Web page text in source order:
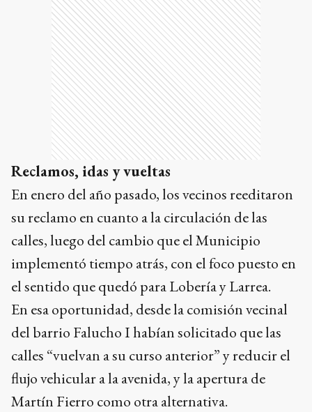
Reclamos, idas y vueltas
En enero del año pasado, los vecinos reeditaron
su reclamo en cuanto a la circulación de las
calles, luego del cambio que el Municipio
implementó tiempo atrás, con el foco puesto en
el sentido que quedó para Lobería y Larrea.
En esa oportunidad, desde la comisión vecinal
del barrio Falucho I habían solicitado que las
calles “vuelvan a su curso anterior” y reducir el
flujo vehicular a la avenida, y la apertura de
Martín Fierro como otra alternativa.